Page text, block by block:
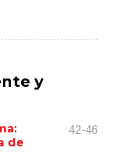
y
de
42-46